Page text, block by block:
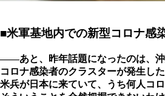
■米軍基地内での新型コロナ感
――あと、昨年話題になったのは、
コロナ感染者のクラスターが発生し
米兵が日本に来ていて、うち何人コ